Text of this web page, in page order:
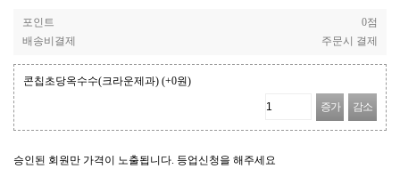
포인트
0점
배송비결제
주문시 결제
콘칩초당옥수수(크라운제과) (+0원)
증가 감소
승인된 회원만 가격이 노출됩니다. 등업신청을 해주세요